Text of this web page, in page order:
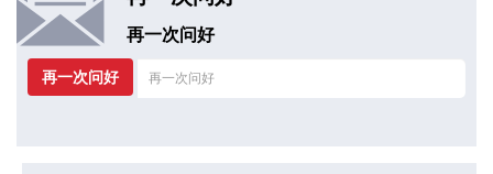
再一次问好
再一次问好